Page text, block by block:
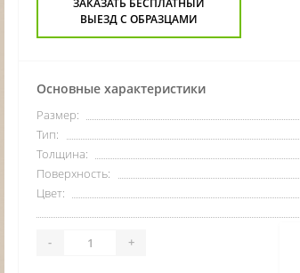
ВЫЕЗД С ОБРАЗЦАМИ
Основные характеристики
Размер:
Тип:
Толщина:
Поверхность:
Цвет:
- +